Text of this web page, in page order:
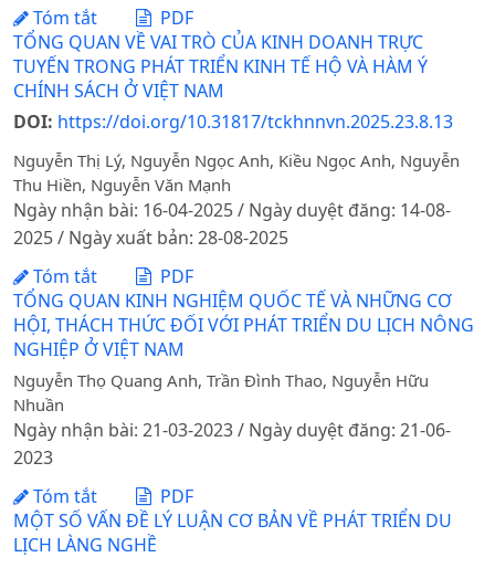
Tóm tắt
PDF
TỔNG QUAN VỀ VAI TRÒ CỦA KINH DOANH TRỰC
TUYẾN TRONG PHÁT TRIỂN KINH TẾ HỘ VÀ HÀM Ý
CHÍNH SÁCH Ở VIỆT NAM
DOI: https://doi.org/10.31817/tckhnnvn.2025.23.8.13
Nguyễn Thị Lý, Nguyễn Ngọc Anh, Kiều Ngọc Anh, Nguyễn
Thu Hiền, Nguyễn Văn Mạnh
Ngày nhận bài: 16-04-2025 / Ngày duyệt đăng: 14-08-
2025 / Ngày xuất bản: 28-08-2025
Tóm tắt
PDF
TỔNG QUAN KINH NGHIỆM QUỐC TẾ VÀ NHỮNG CƠ
HỘI, THÁCH THỨC ĐỐI VỚI PHÁT TRIỂN DU LỊCH NÔNG
NGHIỆP Ở VIỆT NAM
Nguyễn Thọ Quang Anh, Trần Đình Thao, Nguyễn Hữu
Nhuần
Ngày nhận bài: 21-03-2023 / Ngày duyệt đăng: 21-06-
2023
Tóm tắt
PDF
MỘT SỐ VẤN ĐỀ LÝ LUẬN CƠ BẢN VỀ PHÁT TRIỂN DU
LỊCH LÀNG NGHỀ